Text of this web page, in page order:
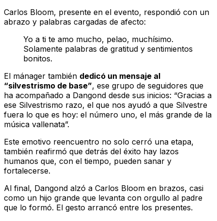
Carlos Bloom, presente en el evento, respondió con un
abrazo y palabras cargadas de afecto:
Yo a ti te amo mucho, pelao, muchísimo.
Solamente palabras de gratitud y sentimientos
bonitos.
El mánager también dedicó un mensaje al
“silvestrismo de base”, ese grupo de seguidores que
ha acompañado a Dangond desde sus inicios: “Gracias a
ese Silvestrismo razo, el que nos ayudó a que Silvestre
fuera lo que es hoy: el número uno, el más grande de la
música vallenata”.
Este emotivo reencuentro no solo cerró una etapa,
también reafirmó que detrás del éxito hay lazos
humanos que, con el tiempo, pueden sanar y
fortalecerse.
Al final, Dangond alzó a Carlos Bloom en brazos, casi
como un hijo grande que levanta con orgullo al padre
que lo formó. El gesto arrancó entre los presentes.